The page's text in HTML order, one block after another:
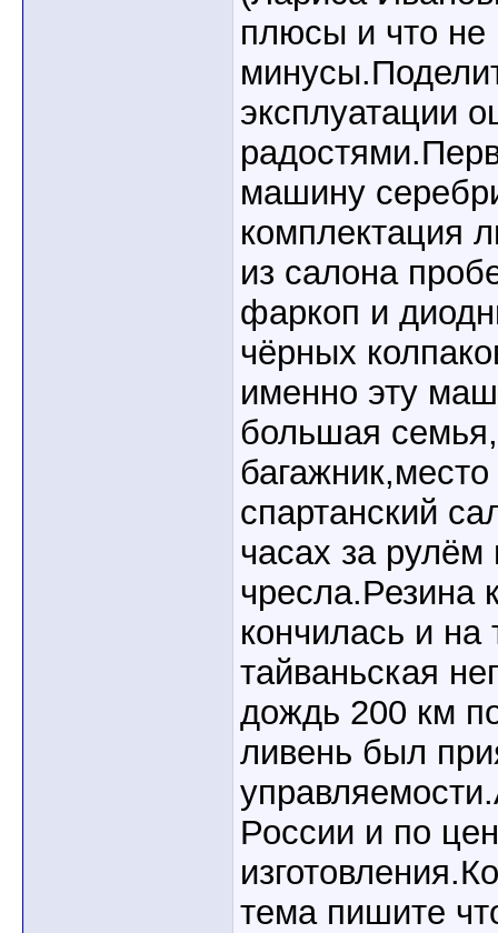
плюсы и что
эксплуатации
машину
комплектация
из салона
фаркоп и
чёрных
именно эту
большая
спартанский
часах за рулём
чресла.Резина
кончилась и на
тайваньская
дождь 200 км
ливень был
России и по
тема пишите